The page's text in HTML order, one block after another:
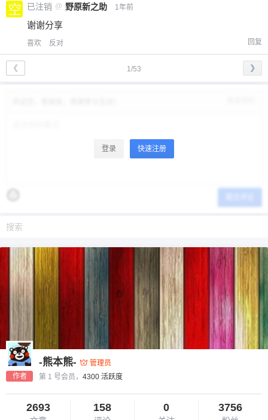
已注销 @ 野原新之助 1年前
谢谢分享
喜欢 反对 回复
1/53
❮ ❯
登录 快速注册
作者
-熊本熊-
管理员
第 1 号会员， 4300 活跃度
2693 158 0 3756